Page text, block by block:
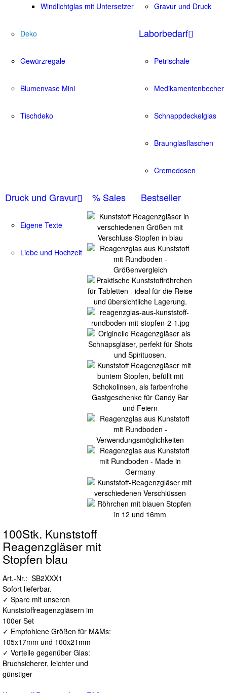
Windlichtglas mit Untersetzer
Deko
Gewürzregale
Blumenvase Mini
Tischdeko
Gravur und Druck
Laborbedarf
Petrischale
Medikamentenbecher
Schnappdeckelglas
Braunglasflaschen
Cremedosen
Druck und Gravur
Eigene Texte
Liebe und Hochzeit
% Sales Bestseller
100Stk. Kunststoff
Reagenzgläser mit
Stopfen blau
Art.-Nr.: SB2XXX1
Sofort lieferbar.
✓ Spare mit unseren
Kunststoffreagenzgläsern im
100er Set
✓ Empfohlene Größen für M&Ms:
105x17mm und 100x21mm
✓ Vorteile gegenüber Glas:
Bruchsicherer, leichter und
günstiger